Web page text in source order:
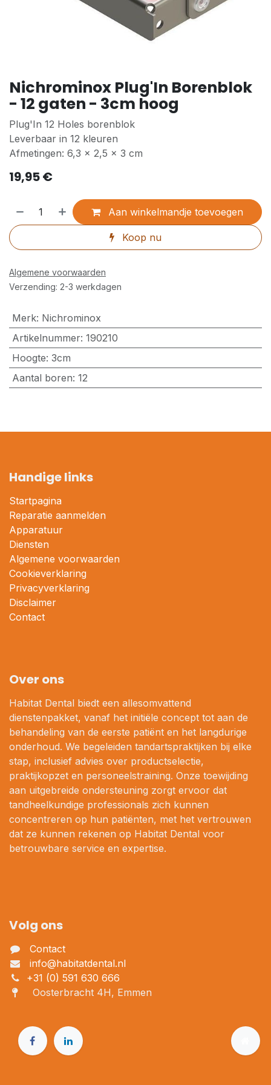
Nichrominox Plug'In Borenblok
- 12 gaten - 3cm hoog
Plug'In 12 Holes borenblok
Leverbaar in 12 kleuren
Afmetingen: 6,3 x 2,5 x 3 cm
19,95€
Aan winkelmandje toevoegen
Koop nu
Algemene voorwaarden
Verzending: 2-3 werkdagen
Merk: Nichrominox
Artikelnummer: 190210
Hoogte: 3cm
Aantal boren: 12
Handige links
Startpagina
Reparatie aanmelden
Apparatuur
Diensten
Algemene voorwaarden
Cookieverklaring
Privacyverklaring
Disclaimer
Contact
Over ons
Habitat Dental biedt een allesomvattend
dienstenpakket, vanaf het initiële concept tot aan de
behandeling van de eerste patiënt en het langdurige
onderhoud. We begeleiden tandartspraktijken bij elke
stap, inclusief advies over productselectie,
praktijkopzet en personeelstraining. Onze toewijding
aan uitgebreide ondersteuning zorgt ervoor dat
tandheelkundige professionals zich kunnen
concentreren op hun patiënten, met het vertrouwen
dat ze kunnen rekenen op Habitat Dental voor
betrouwbare service en expertise.
Volg ons
Contact
info@habitatdental.nl
+31 (0) 591 630 666
Oosterbracht 4H, Emmen